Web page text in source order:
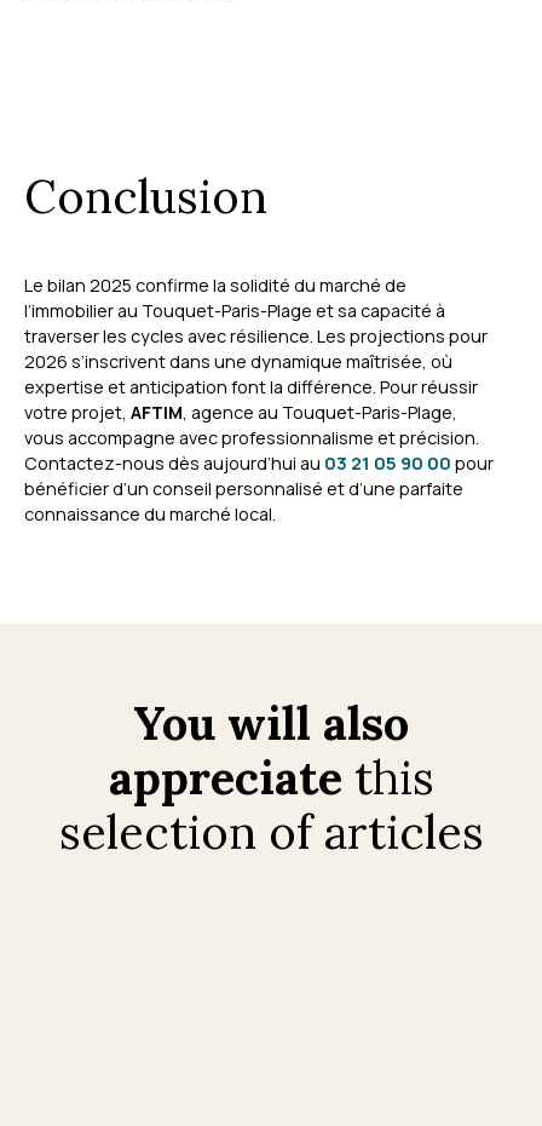
Conclusion
Le bilan 2025 confirme la solidité du marché de
l’immobilier au Touquet-Paris-Plage et sa capacité à
traverser les cycles avec résilience. Les projections pour
2026 s’inscrivent dans une dynamique maîtrisée, où
expertise et anticipation font la différence. Pour réussir
votre projet, AFTIM , agence au Touquet-Paris-Plage,
vous accompagne avec professionnalisme et précision.
Contactez-nous dès aujourd’hui au 03 21 05 90 00 pour
bénéficier d’un conseil personnalisé et d’une parfaite
connaissance du marché local.
You will also
appreciate this
selection of articles